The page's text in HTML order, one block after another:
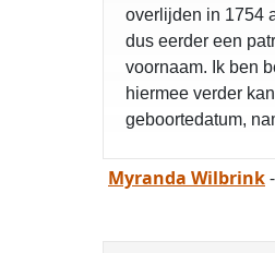
overlijden in 1754
dus eerder een
voornaam. Ik ben
hiermee verder
geboortedatum,
Myranda Wilbrink